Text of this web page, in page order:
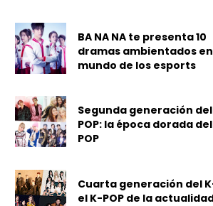
BA NA NA te presenta 10
dramas ambientados
mundo de los esports
Segunda generación
POP: la época dorada
POP
Cuarta generación del
el K-POP de la